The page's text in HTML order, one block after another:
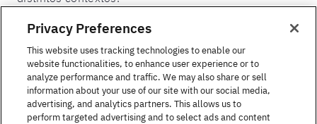
Privacy Preferences
This website uses tracking technologies to enable our
website functionalities, to enhance user experience or to
analyze performance and traffic. We may also share or sell
information about your use of our site with our social media,
advertising, and analytics partners. This allows us to
perform targeted advertising and to select ads and content